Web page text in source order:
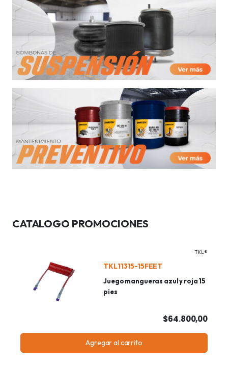
CATALOGO PROMOCIONES
TKL®
TKL11315-15FEET
Juego mangueras azul y roja 15
pies
$64.800,00
Agregar al carrito